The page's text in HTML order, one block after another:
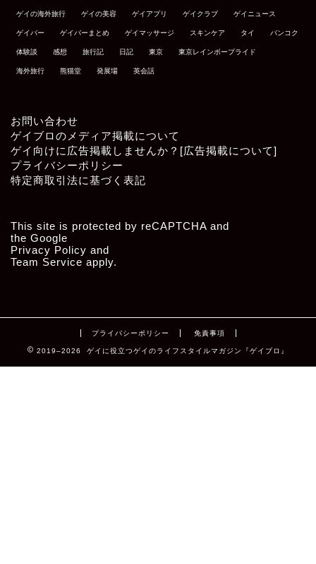
ゲイの海外旅行 ゲイの美容 ゲイアプリ ゲイクラブ ゲイニュース
ゲイバー ゲイバーまとめ ゲイマッサージ スキンケア タイ バンコク
体験談 感想 旅行記 日記 東京 東京レインボープライド
海外旅行 熊猫堂 発展場 英会話
お問い合わせ
ゲイブロのメディア掲載について
ゲイ向けに広告掲載しませんか？[広告掲載について]
プライバシーポリシー
特定商取引法に基づく表記
This site is protected by reCAPTCHA and
the Google
Privacy Policy and
Team Service apply.
プライバシーポリシー 免責事項
2019–2026 ゲイに役立つゲイのライフスタイルマガジン『ゲイブロ』